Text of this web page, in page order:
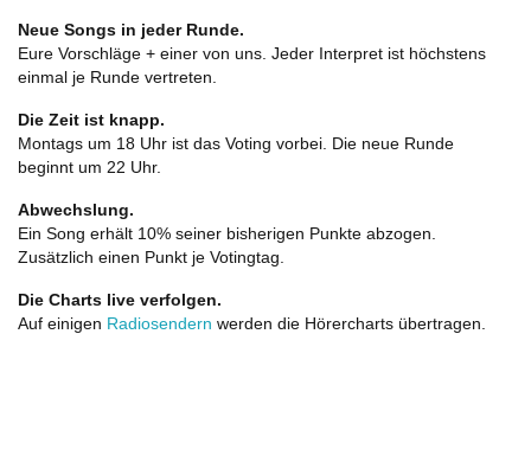
Neue Songs in jeder Runde.
Eure Vorschläge + einer von uns. Jeder Interpret ist höchstens
einmal je Runde vertreten.
Die Zeit ist knapp.
Montags um 18 Uhr ist das Voting vorbei. Die neue Runde
beginnt um 22 Uhr.
Abwechslung.
Ein Song erhält 10% seiner bisherigen Punkte abzogen.
Zusätzlich einen Punkt je Votingtag.
Die Charts live verfolgen.
Auf einigen Radiosendern werden die Hörercharts übertragen.